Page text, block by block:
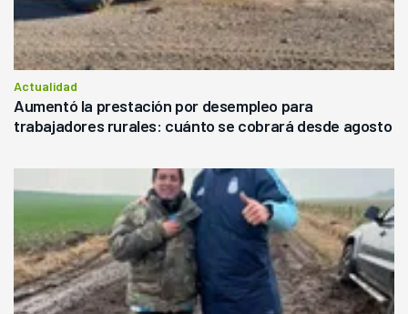
Actualidad
Aumentó la prestación por desempleo para
trabajadores rurales: cuánto se cobrará desde agosto